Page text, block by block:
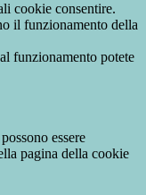
cookie consentire.
il funzionamento della
funzionamento potete
essere
pagina della cookie